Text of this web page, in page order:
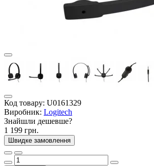
Код товару: U0161329
Виробник: Logitech
Знайшли дешевше?
1 199 грн.
Швидке замовлення